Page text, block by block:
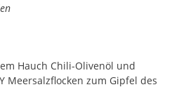
Hauch Chili-Olivenöl und
Meersalzflocken zum Gipfel des